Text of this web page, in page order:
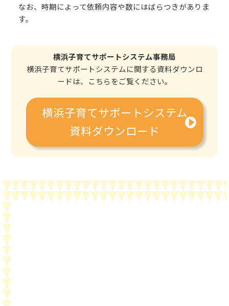
なお、時期によって依頼内容や数にはばらつきがありま
す。
横浜子育てサポートシステム事務局
横浜子育てサポートシステムに関する資料ダウンロ
ードは、こちらをご覧ください。
横浜子育てサポートシステム
資料ダウンロード